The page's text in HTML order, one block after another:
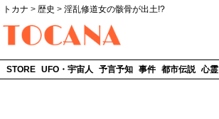
トカナ > 歴史 > 淫乱修道女の骸骨が出土!?
STORE UFO・宇宙人 予言予知 事件 都市伝説 心霊